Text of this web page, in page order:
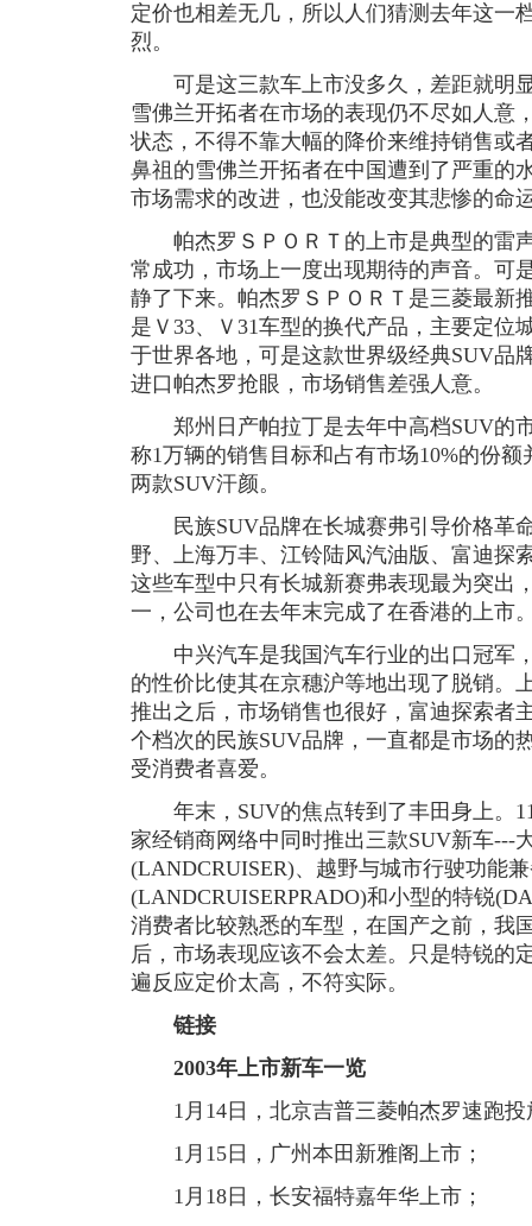
定价也相差无几，所以人们猜测去年这一
烈。
可是这三款车上市没多久，差距就明
雪佛兰开拓者在市场的表现仍不尽如人意
状态，不得不靠大幅的降价来维持销售或
鼻祖的雪佛兰开拓者在中国遭到了严重的
市场需求的改进，也没能改变其悲惨的命
帕杰罗ＳＰＯＲＴ的上市是典型的雷
常成功，市场上一度出现期待的声音。可
静了下来。帕杰罗ＳＰＯＲＴ是三菱最新
是Ｖ33、Ｖ31车型的换代产品，主要定位
于世界各地，可是这款世界级经典SUV品
进口帕杰罗抢眼，市场销售差强人意。
郑州日产帕拉丁是去年中高档SUV的
称1万辆的销售目标和占有市场10%的份
两款SUV汗颜。
民族SUV品牌在长城赛弗引导价格革
野、上海万丰、江铃陆风汽油版、富迪探
这些车型中只有长城新赛弗表现最为突出
一，公司也在去年末完成了在香港的上市
中兴汽车是我国汽车行业的出口冠军
的性价比使其在京穗沪等地出现了脱销。
推出之后，市场销售也很好，富迪探索者
个档次的民族SUV品牌，一直都是市场的
受消费者喜爱。
年末，SUV的焦点转到了丰田身上。
家经销商网络中同时推出三款SUV新车---
(LANDCRUISER)、越野与城市行驶功能
(LANDCRUISERPRADO)和小型的特锐
消费者比较熟悉的车型，在国产之前，我
后，市场表现应该不会太差。只是特锐的
遍反应定价太高，不符实际。
链接
2003年上市新车一览
1月14日，北京吉普三菱帕杰罗速跑投
1月15日，广州本田新雅阁上市；
1月18日，长安福特嘉年华上市；